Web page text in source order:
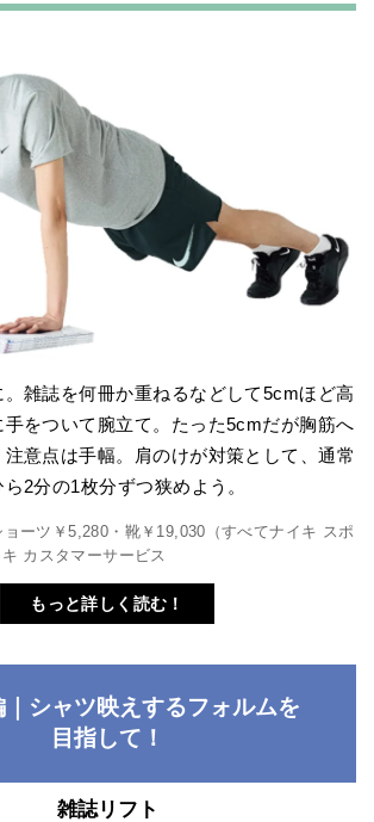
雑誌を何冊か重ねるなどして5cmほど高
手をついて腕立て。たった5cmだが胸筋へ
意点は手幅。肩のけが対策として、通常
2分の1枚分ずつ狭めよう。
ーツ￥5,280・靴￥19,030（すべてナイキ スポ
カスタマーサービス
もっと詳しく読む！
｜シャツ映えするフォルムを
目指して！
雑誌リフト